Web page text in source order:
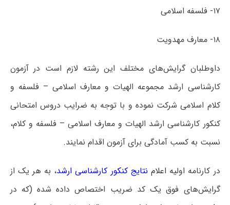
۱۷- فلسفه اسلامی
۱۸- معارف مهدویت
داوطلبان گرایش‌های مختلف این رشته لازم است در آزمون
کارشناسی ارشد مجموعه الهیات و معارف اسلامی – فلسفه و
کلام اسلامی شرکت نموده و با توجه به ضرایب دروس امتحانی
کنکور کارشناسی ارشد الهیات و معارف اسلامی – فلسفه و کلام،
نسبت به کسب آمادگی برای آزمون اقدام نمایند.
در کارنامه اولیه اعلام نتایج کنکور کارشناسی ارشد، به هر یک از
گرایش‌های فوق یک کد ضریب اختصاص داده شده (که در